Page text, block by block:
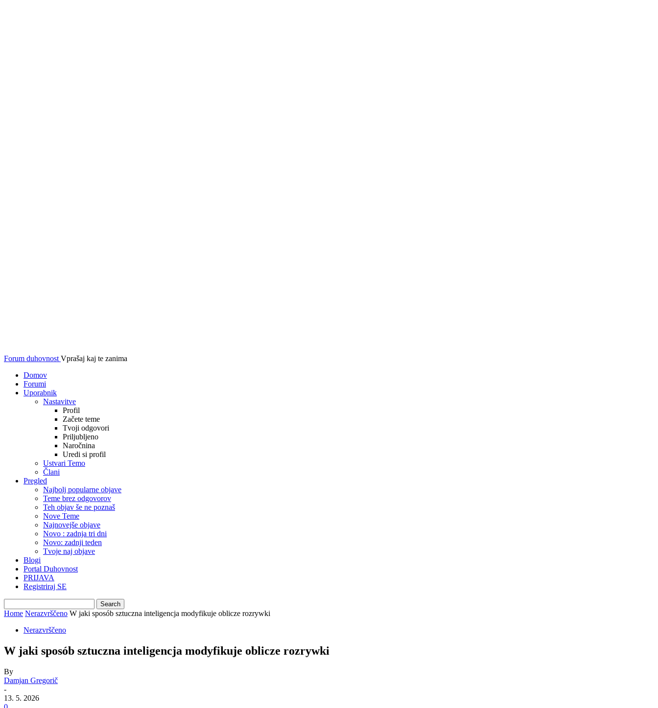
Forum duhovnost Vprašaj kaj te zanima
Domov
Forumi
Uporabnik
Nastavitve
Profil
Začete teme
Tvoji odgovori
Priljubljeno
Naročnina
Uredi si profil
Ustvari Temo
Člani
Pregled
Najbolj popularne objave
Teme brez odgovorov
Teh objav še ne poznaš
Nove Teme
Najnovejše objave
Novo : zadnja tri dni
Novo: zadnji teden
Tvoje naj objave
Blogi
Portal Duhovnost
PRIJAVA
Registriraj SE
Home Nerazvrščeno W jaki sposób sztuczna inteligencja modyfikuje oblicze rozrywki
Nerazvrščeno
W jaki sposób sztuczna inteligencja modyfikuje oblicze rozrywki
By
Damjan Gregorič
-
13. 5. 2026